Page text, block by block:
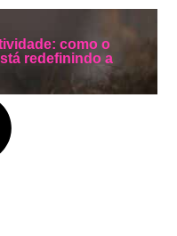
como o
redefinindo a